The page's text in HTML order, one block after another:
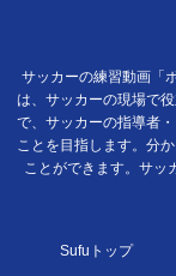
サッカーの練習動画「
は、サッカーの現場で
で、サッカーの指導者
ことを目指します。分
ことができます。サッ
Sufuトップ